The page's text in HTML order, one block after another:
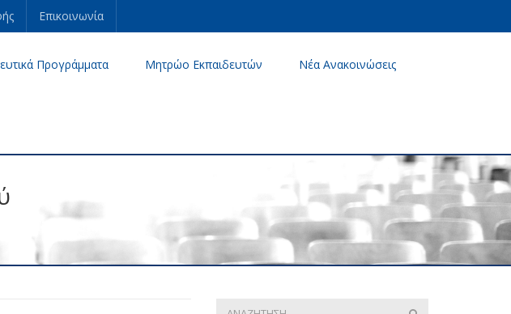
Επικοινωνία
Προγράμματα Μητρώο Εκπαιδευτών Νέα Ανακοινώσεις